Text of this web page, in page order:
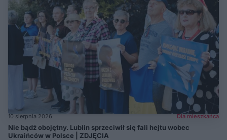
10 sierpnia 2026 Dla mieszkańca
Nie bądź obojętny. Lublin sprzeciwił się fali hejtu wobec
Ukraińców w Polsce | ZDJĘCIA